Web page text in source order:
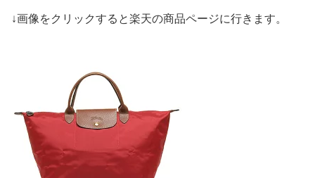
↓画像をクリックすると楽天の商品ページに行きます。